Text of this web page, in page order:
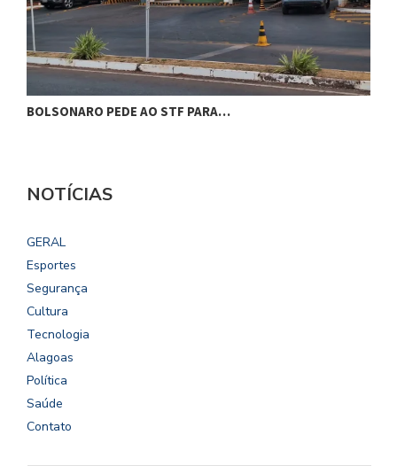
BOLSONARO PEDE AO STF PARA…
NOTÍCIAS
GERAL
Esportes
Segurança
Cultura
Tecnologia
Alagoas
Política
Saúde
Contato